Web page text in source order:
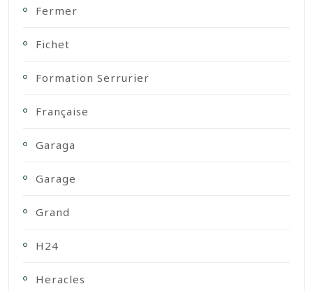
Fermer
Fichet
Formation Serrurier
Française
Garaga
Garage
Grand
H24
Heracles